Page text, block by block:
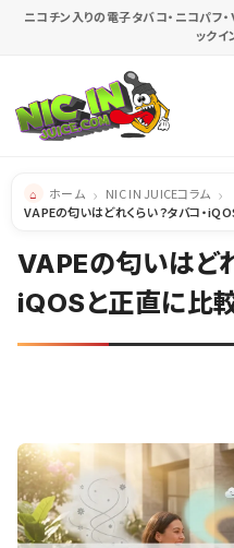
ニコチン入りの電子タバコ・ニコパフ
ックイ
ホーム
NIC IN JUICEコラム
VAPEの匂いはどれくらい？タバコ・
VAPEの匂いはど
iQOSと正直に比